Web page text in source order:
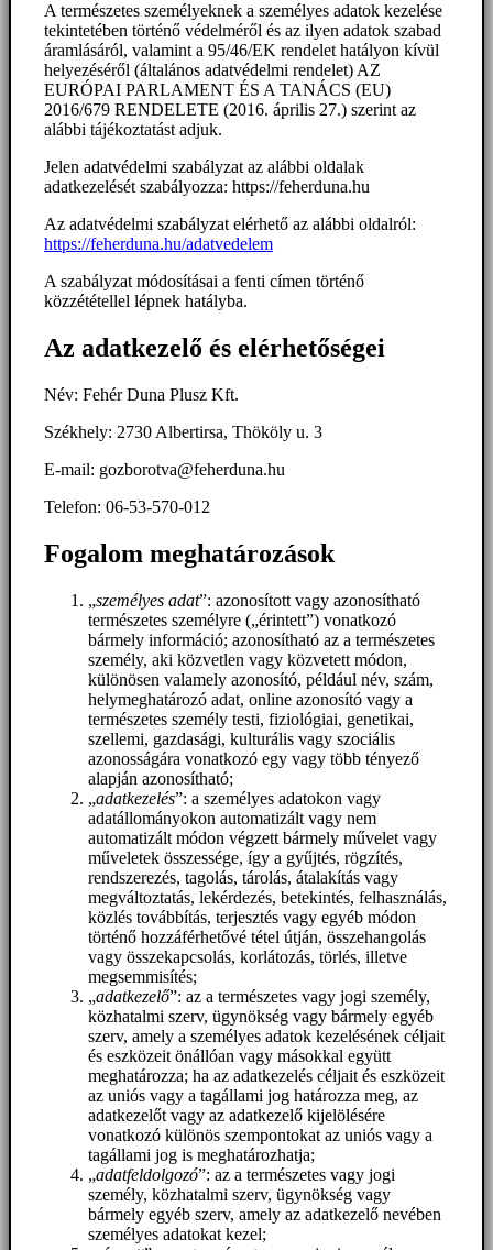
A természetes személyeknek a személyes adatok kezelése
tekintetében történő védelméről és az ilyen adatok szabad
áramlásáról, valamint a 95/46/EK rendelet hatályon kívül
helyezéséről (általános adatvédelmi rendelet) AZ
EURÓPAI PARLAMENT ÉS A TANÁCS (EU)
2016/679 RENDELETE (2016. április 27.) szerint az
alábbi tájékoztatást adjuk.
Jelen adatvédelmi szabályzat az alábbi oldalak
adatkezelését szabályozza: https://feherduna.hu
Az adatvédelmi szabályzat elérhető az alábbi oldalról:
https://feherduna.hu/adatvedelem
A szabályzat módosításai a fenti címen történő
közzététellel lépnek hatályba.
Az adatkezelő és elérhetőségei
Név: Fehér Duna Plusz Kft.
Székhely: 2730 Albertirsa, Thököly u. 3
E-mail: gozborotva@feherduna.hu
Telefon: 06-53-570-012
Fogalom meghatározások
„személyes adat”: azonosított vagy azonosítható
természetes személyre („érintett”) vonatkozó
bármely információ; azonosítható az a természetes
személy, aki közvetlen vagy közvetett módon,
különösen valamely azonosító, például név, szám,
helymeghatározó adat, online azonosító vagy a
természetes személy testi, fiziológiai, genetikai,
szellemi, gazdasági, kulturális vagy szociális
azonosságára vonatkozó egy vagy több tényező
alapján azonosítható;
„adatkezelés”: a személyes adatokon vagy
adatállományokon automatizált vagy nem
automatizált módon végzett bármely művelet vagy
műveletek összessége, így a gyűjtés, rögzítés,
rendszerezés, tagolás, tárolás, átalakítás vagy
megváltoztatás, lekérdezés, betekintés, felhasználás,
közlés továbbítás, terjesztés vagy egyéb módon
történő hozzáférhetővé tétel útján, összehangolás
vagy összekapcsolás, korlátozás, törlés, illetve
megsemmisítés;
„adatkezelő”: az a természetes vagy jogi személy,
közhatalmi szerv, ügynökség vagy bármely egyéb
szerv, amely a személyes adatok kezelésének céljait
és eszközeit önállóan vagy másokkal együtt
meghatározza; ha az adatkezelés céljait és eszközeit
az uniós vagy a tagállami jog határozza meg, az
adatkezelőt vagy az adatkezelő kijelölésére
vonatkozó különös szempontokat az uniós vagy a
tagállami jog is meghatározhatja;
„adatfeldolgozó”: az a természetes vagy jogi
személy, közhatalmi szerv, ügynökség vagy
bármely egyéb szerv, amely az adatkezelő nevében
személyes adatokat kezel;